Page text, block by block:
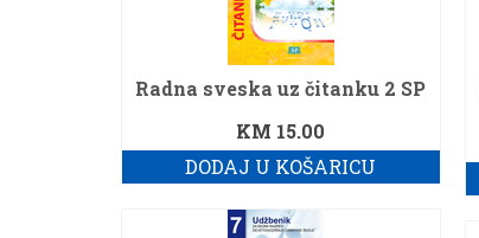
Radna sveska uz čitanku 2 SP
KM 15.00
DODAJ U KOŠARICU